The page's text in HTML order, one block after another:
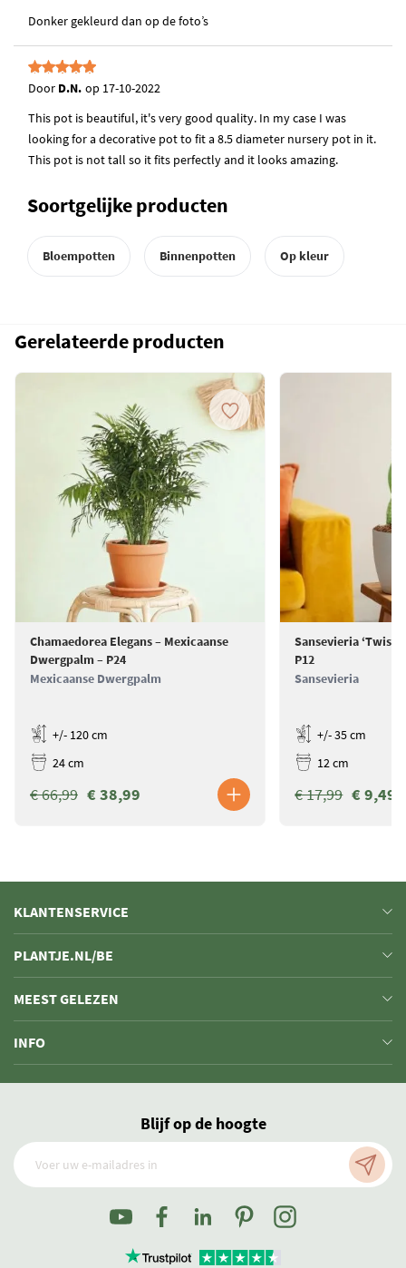
Donker gekleurd dan op de foto’s
Door D.N. op 17-10-2022
This pot is beautiful, it's very good quality. In my case I was
looking for a decorative pot to fit a 8.5 diameter nursery pot in it.
This pot is not tall so it fits perfectly and it looks amazing.
Soortgelijke producten
Bloempotten Binnenpotten Op kleur
Gerelateerde producten
Chamaedorea Elegans – Mexicaanse
Dwergpalm – P24
Mexicaanse Dwergpalm
+/- 120 cm
24 cm
€ 38,99
€ 66,99
Sansevieria
P12
Sansevieria
+/- 35 cm
12 cm
€ 9,49
€ 17,99
KLANTENSERVICE
PLANTJE.NL/BE
MEEST GELEZEN
INFO
Blijf op de hoogte